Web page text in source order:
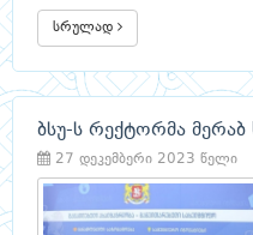
სრულად
ბსუ-ს რექტორმა
27 დეკემბერი 2023 წელი